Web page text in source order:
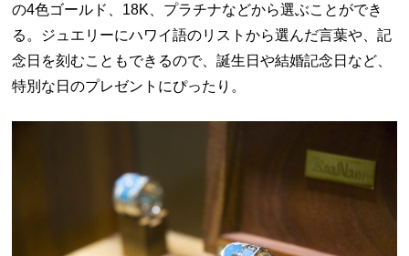
の4色ゴールド、18K、プラチナなどから選ぶことができ
る。ジュエリーにハワイ語のリストから選んだ言葉や、記
念日を刻むこともできるので、誕生日や結婚記念日など、
特別な日のプレゼントにぴったり。